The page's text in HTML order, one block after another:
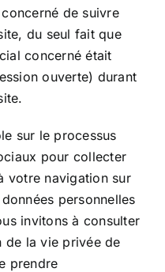
de suivre
du seul fait que
concerné était
ouverte) durant
sur le processus
pour collecter
votre navigation sur
personnelles
invitons à consulter
de la vie privée de
prendre